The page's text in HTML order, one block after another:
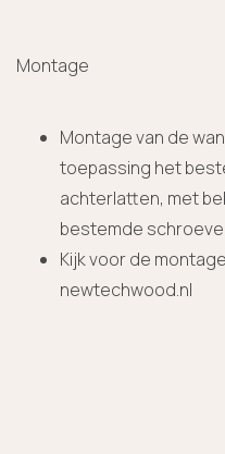
Montage
Montage van de
toepassing het
achterlatten, met
bestemde
Kijk voor de
newtechwood.nl